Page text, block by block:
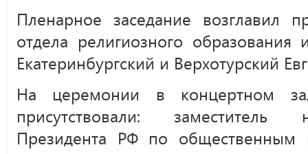
Пленарное заседание возглавил
отдела религиозного образования
Екатеринбургский и Верхотурский
На церемонии в концертном
присутствовали: заместитель
Президента РФ по общественным